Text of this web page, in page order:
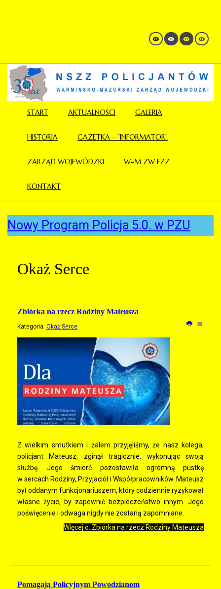
START AKTUALNOŚCI GALERIA
HISTORIA GAZETKA - "INFORMATOR"
ZARZĄD WOJEWÓDZKI W-M ZW FZZ
KONTAKT
Nowy Program Policja 5.0. w PZU
Okaż Serce
Zbiórka na rzecz Rodziny Mateusza
Kategoria: Okaż Serce
Z wielkim smutkiem i żalem przyjęliśmy, że nasz kolega,
policjant Mateusz, zginął tragicznie, wykonując swoją
służbę. Jego śmierć pozostawiła ogromną pustkę
w sercach Rodziny, Przyjaciół i Współpracowników. Mateusz
był oddanym funkcjonariuszem, który codziennie ryzykował
własne życie, by zapewnić bezpieczeństwo innym. Jego
poświęcenie i odwaga nigdy nie zostaną zapomniane.
Więcej o: Zbiórka na rzecz Rodziny Mateusza
Pomagają Policyjnym Powodzianom